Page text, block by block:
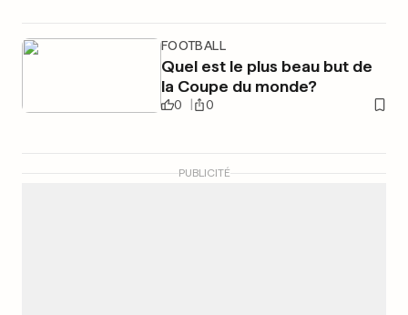
FOOTBALL
Quel est le plus beau but de
la Coupe du monde?
0 0
PUBLICITÉ